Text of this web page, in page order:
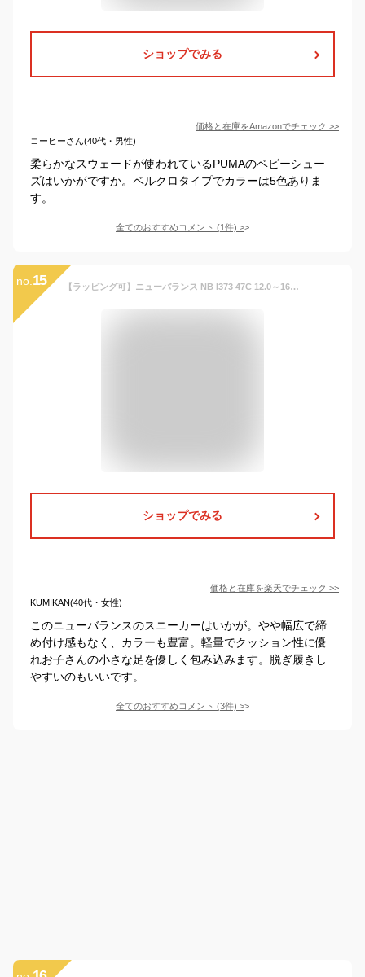
ショップでみる
価格と在庫をAmazonでチェック >>
コーヒーさん(40代・男性)
柔らかなスウェードが使われているPUMAのベビーシュー
ズはいかがですか。ベルクロタイプでカラーは5色ありま
す。
全てのおすすめコメント (1件) >
no. 15 【ラッピング可】ニューバランス NB I373 47C 12.0～16.5 シューズ キッズ スニーカー ファーストシューズ くつ 子供 男の子 女の子 靴 通園 運動 マジックテープ ベルクロ 滑りにくい 疲れにくい 歩きやすい 幼稚園 幅広 着脱 可愛い 甲高 反射 定番 ギフト 出産祝い
ショップでみる
価格と在庫を楽天でチェック >>
KUMIKAN(40代・女性)
このニューバランスのスニーカーはいかが。やや幅広で締
め付け感もなく、カラーも豊富。軽量でクッション性に優
れお子さんの小さな足を優しく包み込みます。脱ぎ履きし
やすいのもいいです。
全てのおすすめコメント (3件) >